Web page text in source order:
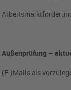
Außenprüfung –
(E-)Mails als